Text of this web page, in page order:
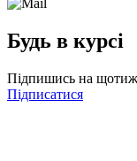
Будь в курсі
Підпишись на
Підписатися